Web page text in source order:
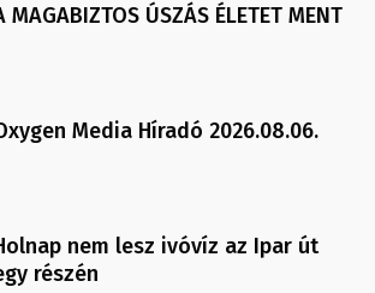
MAGABIZTOS ÚSZÁS ÉLETET MENT
Media Híradó 2026.08.06.
nem lesz ivóvíz az Ipar út
részén